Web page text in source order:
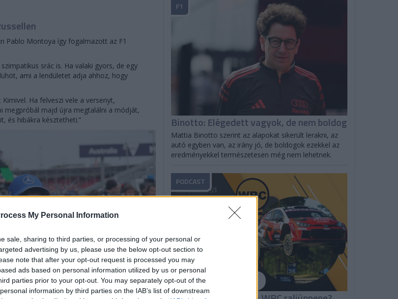
My Personal Information
sale, sharing to third parties, or processing of your personal or
advertising by us, please use the below opt-out section to
note that after your opt-out request is processed you may
ads based on personal information utilized by us or personal
parties prior to your opt-out. You may separately opt-out of the
information by third parties on the IAB’s list of downstream
Pablo Montoya így fogalmazott az F1
srác is. Ha valaki gyors, de egy
ami a lendületet adja ahhoz, hogy
Ha felveszi vele a versenyt,
megpróbál majd újra megtalálni a módját,
és hibákra késztetheti.”
Binotto: Elégedett vagyok, de nem boldog
Mattia Binotto szerint az alapokat sikerült lerakni, az
autó egyben van, az irány jó, de boldogok ezekkel az
eredményekkel természetesen még nem lehetnek.
F1
PODCAST